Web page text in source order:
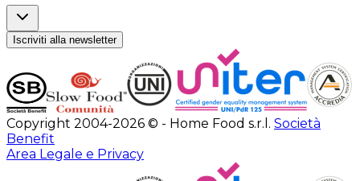
Iscriviti alla newsletter
Copyright 2004-2026 © - Home Food s.r.l. Società
Benefit
Area Legale e Privacy